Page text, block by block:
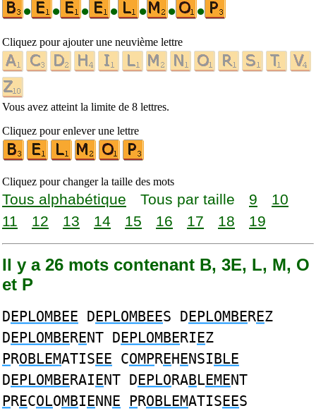
•
• • • • • •
Cliquez pour ajouter une neuvième lettre
Vous avez atteint la limite de 8 lettres.
Cliquez pour enlever une lettre
Cliquez pour changer la taille des mots
Tous alphabétique Tous par taille 9
10
11
12 13 14 15 16 17 18 19
Il y a 26 mots contenant B, 3E, L, M, O
et P
DEPLOMBEE DEPLOMBEES DEPLOMBEREZ
DEPLOMBERENT DEPLOMBERIEZ
PROBLEMATISEE COMPREHENSIBLE
DEPLOMBERAIENT DEPLORABLEMENT
PRECOLOMBIENNE PROBLEMATISEES